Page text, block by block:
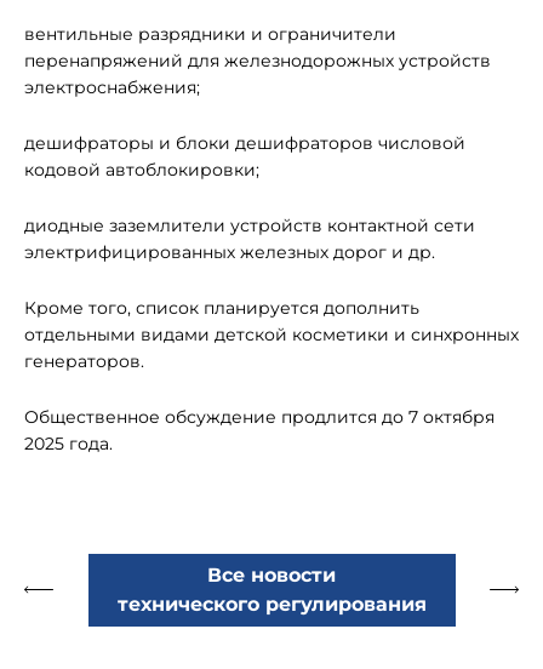
вентильные разрядники и ограничители
перенапряжений для железнодорожных устройств
электроснабжения;
дешифраторы и блоки дешифраторов числовой
кодовой автоблокировки;
диодные заземлители устройств контактной сети
электрифицированных железных дорог и др.
Кроме того, список планируется дополнить
отдельными видами детской косметики и синхронных
генераторов.
Общественное обсуждение продлится до 7 октября
2025 года.
Все новости
технического регулирования